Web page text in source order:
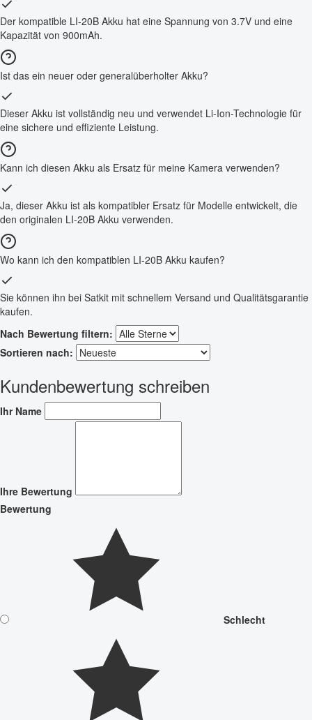
Der kompatible LI-20B Akku hat eine Spannung von 3.7V und eine
Kapazität von 900mAh.
Ist das ein neuer oder generalüberholter Akku?
Dieser Akku ist vollständig neu und verwendet Li-Ion-Technologie für
eine sichere und effiziente Leistung.
Kann ich diesen Akku als Ersatz für meine Kamera verwenden?
Ja, dieser Akku ist als kompatibler Ersatz für Modelle entwickelt, die
den originalen LI-20B Akku verwenden.
Wo kann ich den kompatiblen LI-20B Akku kaufen?
Sie können ihn bei Satkit mit schnellem Versand und Qualitätsgarantie
kaufen.
Nach Bewertung filtern:
Sortieren nach:
Kundenbewertung schreiben
Ihr Name
Ihre Bewertung
Bewertung
Schlecht